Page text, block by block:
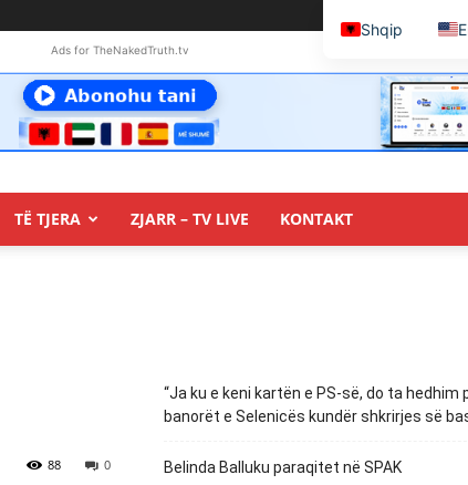
Ads for TheNakedTruth.tv
TË TJERA ZJARR – TV LIVE KONTAKT
0
88
“Ja ku e keni kartën e PS-së, do ta hedhim
banorët e Selenicës kundër shkrirjes së
Belinda Balluku paraqitet në SPAK
Shqip